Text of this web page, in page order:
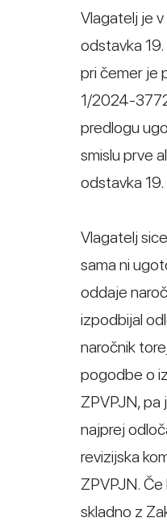
Vlagatelj je
odstavka
pri čemer je
1/2024-
predlogu
smislu prve
odstavka
Vlagatelj
sama ni
oddaje
izpodbijal
naročnik
pogodbe o
ZPVPJN,
najprej
revizijska
ZPVPJN.
skladno z